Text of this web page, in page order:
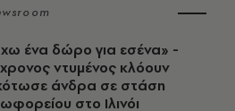
ένα δώρο για εσένα» -
ντυμένος κλόουν
άνδρα σε στάση
στο Ιλινόι